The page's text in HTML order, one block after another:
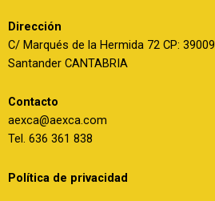
Dirección
C/ Marqués de la Hermida 72 CP: 39009
Santander CANTABRIA
Contacto
aexca@aexca.com
Tel. 636 361 838
Política de privacidad